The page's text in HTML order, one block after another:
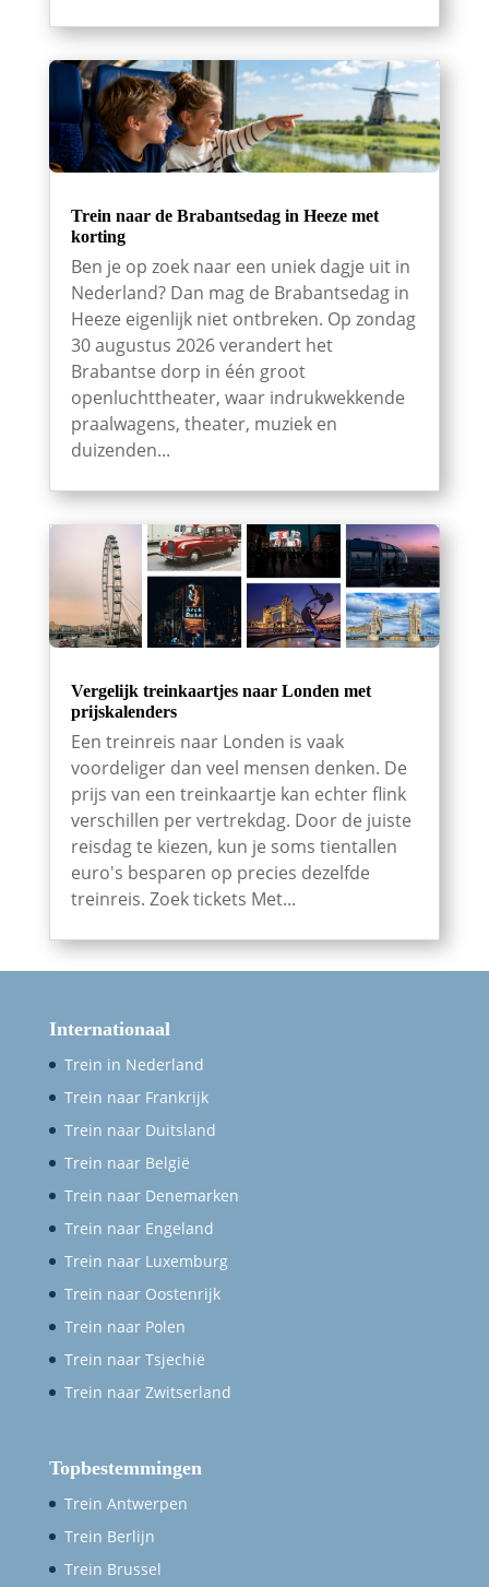
Trein naar de Brabantsedag in Heeze met
korting
Ben je op zoek naar een uniek dagje uit in
Nederland? Dan mag de Brabantsedag in
Heeze eigenlijk niet ontbreken. Op zondag
30 augustus 2026 verandert het
Brabantse dorp in één groot
openluchttheater, waar indrukwekkende
praalwagens, theater, muziek en
duizenden...
Vergelijk treinkaartjes naar Londen met
prijskalenders
Een treinreis naar Londen is vaak
voordeliger dan veel mensen denken. De
prijs van een treinkaartje kan echter flink
verschillen per vertrekdag. Door de juiste
reisdag te kiezen, kun je soms tientallen
euro's besparen op precies dezelfde
treinreis. Zoek tickets Met...
Internationaal
Trein in Nederland
Trein naar Frankrijk
Trein naar Duitsland
Trein naar België
Trein naar Denemarken
Trein naar Engeland
Trein naar Luxemburg
Trein naar Oostenrijk
Trein naar Polen
Trein naar Tsjechië
Trein naar Zwitserland
Topbestemmingen
Trein Antwerpen
Trein Berlijn
Trein Brussel